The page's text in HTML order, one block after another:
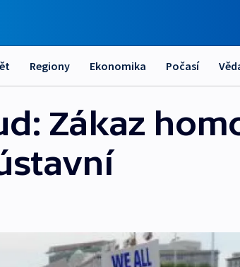
Regiony Ekonomika Počasí
Zákaz